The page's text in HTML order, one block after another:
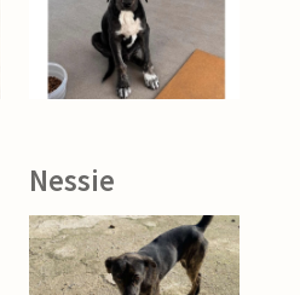
Nessie